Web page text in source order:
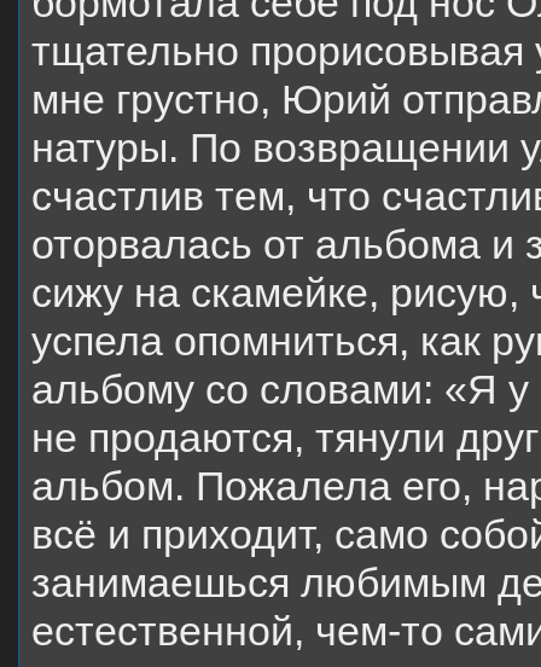
тщательно прорисовывая
мне грустно, Юрий
натуры. По возвращении
счастлив тем, что
оторвалась от альбома и
сижу на скамейке, рисую,
успела опомниться, как
альбому со словами: «Я
не продаются, тянули
альбом. Пожалела его,
всё и приходит, само
занимаешься любимым
естественной, чем-то